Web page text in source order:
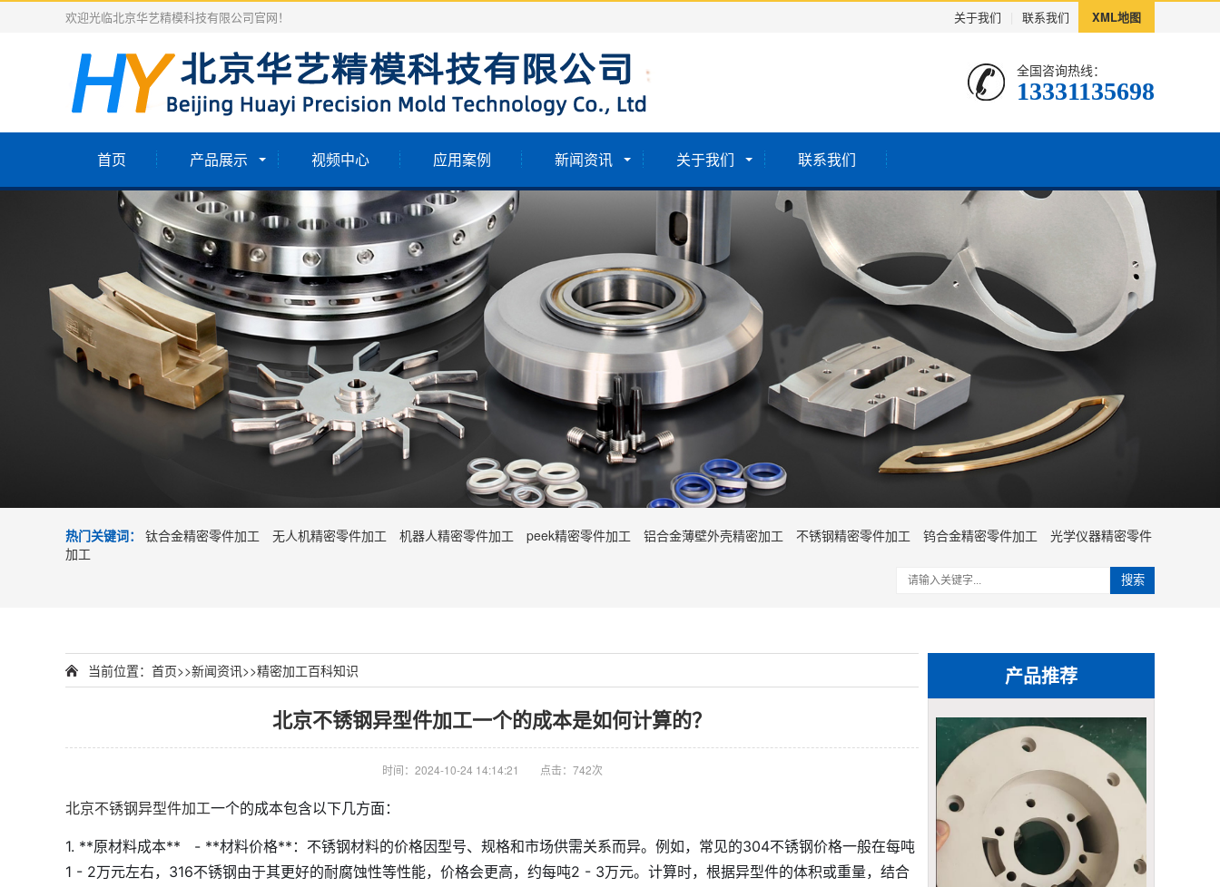
关于我们 联系我们 XML地图
欢迎光临北京华艺精模科技有限公司官网！
全国咨询热线：
13331135698
首页 产品展示 视频中心 应用案例 新闻资讯 关于我们 联系我们
热门关键词： 钛合金精密零件加工 无人机精密零件加工 机器人精密零件加工 peek精密零件加工 铝合金薄壁外壳精密加工 不锈钢精密零件加工 钨合金精密零件加工
光学仪器精密零件
加工
搜索
产品推荐
当前位置： 首页>>新闻资讯>>精密加工百科知识
北京不锈钢异型件加工一个的成本是如何计算的？
时间：2024-10-24 14:14:21 点击：742次
北京不锈钢异型件加工一个的成本包含以下几方面：
1. **原材料成本** - **材料价格**：不锈钢材料的价格因型号、规格和市场供需关系而异。例如，常见的304不锈钢价格一般在每吨
1 - 2万元左右，316不锈钢由于其更好的耐腐蚀性等性能，价格会更高，约每吨2 - 3万元。计算时，根据异型件的体积或重量，结合